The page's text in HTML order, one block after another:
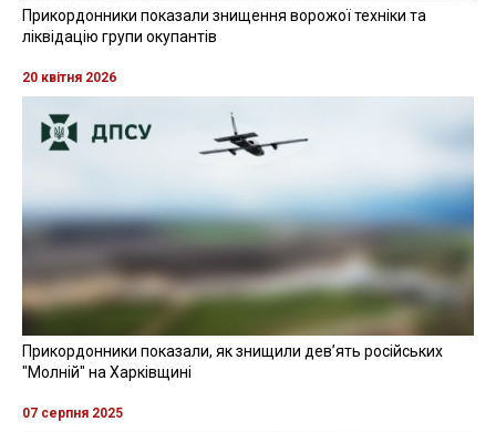
Прикордонники показали знищення ворожої техніки та
ліквідацію групи окупантів
20 квітня 2026
Прикордонники показали, як знищили девʼять російських
"Молній" на Харківщині
07 серпня 2025